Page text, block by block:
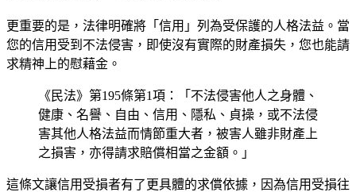
更重要的是，法律明確將「信用」列為受保護的人格法益。當
您的信用受到不法侵害，即使沒有實際的財產損失，您也能請
求精神上的慰藉金。
《民法》第195條第1項：「不法侵害他人之身體、
健康、名譽、自由、信用、隱私、貞操，或不法侵
害其他人格法益而情節重大者，被害人雖非財產上
之損害，亦得請求賠償相當之金額。」
這條文讓信用受損者有了更具體的求償依據，因為信用受損往